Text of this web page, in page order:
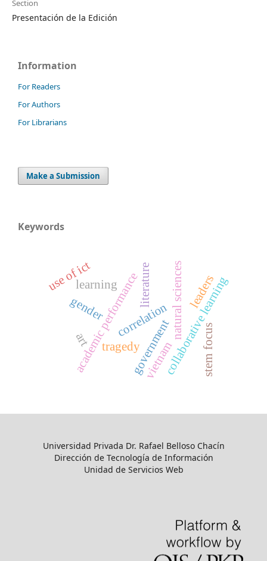
Section
Presentación de la Edición
Information
For Readers
For Authors
For Librarians
Make a Submission
Keywords
academic performance
learning
correlationnatural sciences
gender collaborative learning
leaders
government
use of ict
stem focus
tragedy
art
literature
vietnam
Universidad Privada Dr. Rafael Belloso Chacín
Dirección de Tecnología de Información
Unidad de Servicios Web